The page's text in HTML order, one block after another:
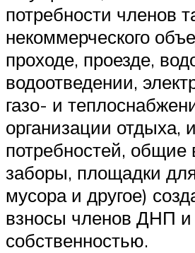
потребности членов
некоммерческого
проходе, проезде,
водоотведении,
газо- и
организации отдыха,
потребностей, общие
заборы, площадки
мусора и другое)
взносы членов ДНП и
собственностью.